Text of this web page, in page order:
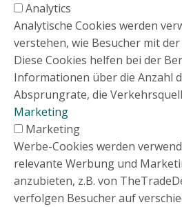
Analytics
Analytische Cookies werden
verstehen, wie Besucher mit
Diese Cookies helfen bei der
Informationen über die Anzahl
Absprungrate, die
Marketing
Marketing
Werbe-Cookies werden
relevante Werbung und
anzubieten, z.B. von
verfolgen Besucher auf